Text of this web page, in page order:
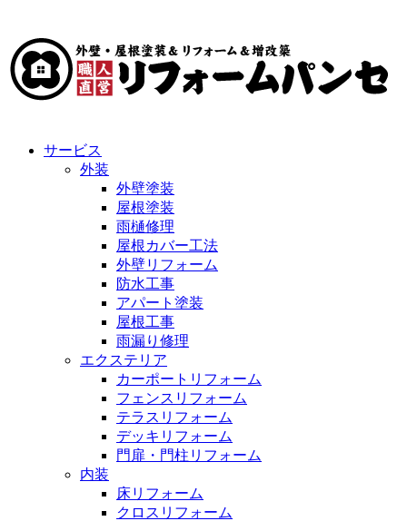
サービス
外装
外壁塗装
屋根塗装
雨樋修理
屋根カバー工法
外壁リフォーム
防水工事
アパート塗装
屋根工事
雨漏り修理
エクステリア
カーポートリフォーム
フェンスリフォーム
テラスリフォーム
デッキリフォーム
門扉・門柱リフォーム
内装
床リフォーム
クロスリフォーム